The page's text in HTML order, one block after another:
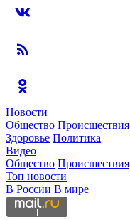
Новости
Общество Происшествия
Здоровье Политика
Видео
Общество Происшествия
Топ новости
В России В мире